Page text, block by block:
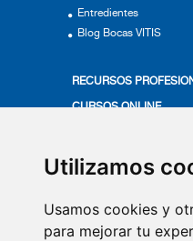
Utilizamos
Usamos cookies y
para mejorar tu
Entredientes
Blog Bocas VITIS
RECURSOS
CURSOS ONLINE
PRODUCTOS VITIS
VÍDEOS